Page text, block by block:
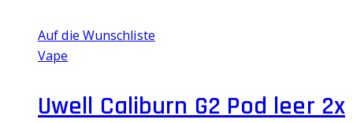
Auf die Wunschliste
Vape
Uwell Caliburn G2 Pod leer 2x